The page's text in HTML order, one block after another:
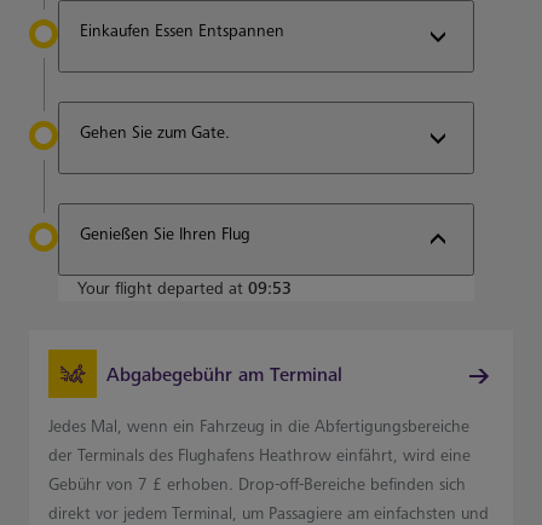
Einkaufen Essen Entspannen
Gehen Sie zum Gate.
Genießen Sie Ihren Flug
Your flight departed at 09:53
Abgabegebühr am Terminal
Jedes Mal, wenn ein Fahrzeug in die Abfertigungsbereiche
der Terminals des Flughafens Heathrow einfährt, wird eine
Gebühr von 7 £ erhoben. Drop-off-Bereiche befinden sich
direkt vor jedem Terminal, um Passagiere am einfachsten und